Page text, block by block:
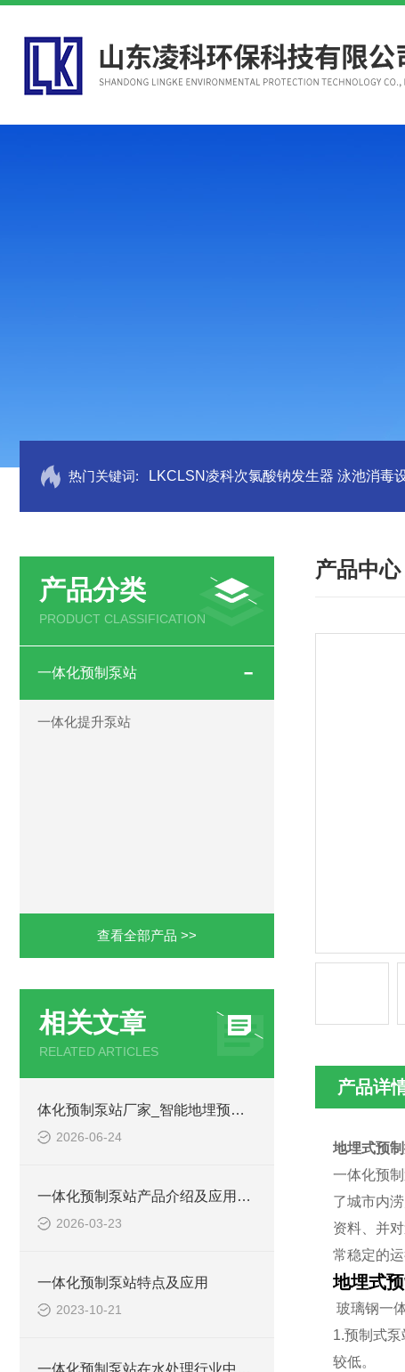
热门关键词: LKCLSN凌科次氯酸钠发生器 泳池消毒
产品分类
PRODUCT CLASSIFICATION
一体化预制泵站
一体化提升泵站
查看全部产品 >>
相关文章
RELATED ARTICLES
体化预制泵站厂家_智能地埋预制泵站-凌科环保
2026-06-24
一体化预制泵站产品介绍及应用范围
2026-03-23
一体化预制泵站特点及应用
2023-10-21
一体化预制泵站在水处理行业中的应用
产品中心
产品详
地埋式预
一体化预
了城市内
资料、并
常稳定的
地埋式
玻璃钢一
1.预制式
较低。